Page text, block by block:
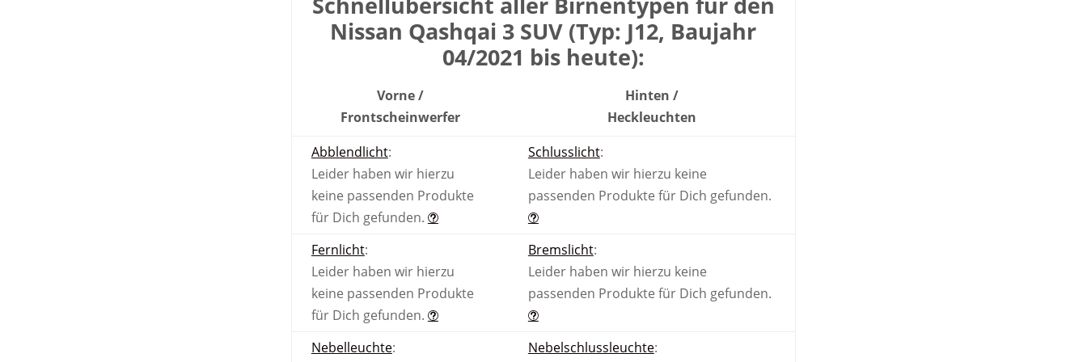
Nissan Qashqai 3 SUV (Typ: J12, Baujahr
04/2021 bis heute):
Vorne /
Front­scheinwerfer
Hinten /
Heck­leuchten
Abblendlicht:
Leider haben wir hierzu
keine passenden Produkte
für Dich gefunden.
Schlusslicht:
Leider haben wir hierzu keine
passenden Produkte für Dich gefunden.
Fernlicht:
Leider haben wir hierzu
keine passenden Produkte
für Dich gefunden.
Bremslicht:
Leider haben wir hierzu keine
passenden Produkte für Dich gefunden.
Nebel­leuchte:
Nebel­schluss­leuchte: